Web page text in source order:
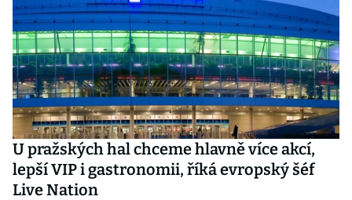
U pražských hal chceme hlavně více akcí,
lepší VIP i gastronomii, říká evropský šéf
Live Nation